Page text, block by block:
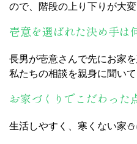
ので、階段の上り下りが大変
壱意を選ばれた決め手は
長男が壱意さんで先にお家
私たちの相談を親身に聞いて
お家づくりでこだわった
生活しやすく、寒くない家⛄